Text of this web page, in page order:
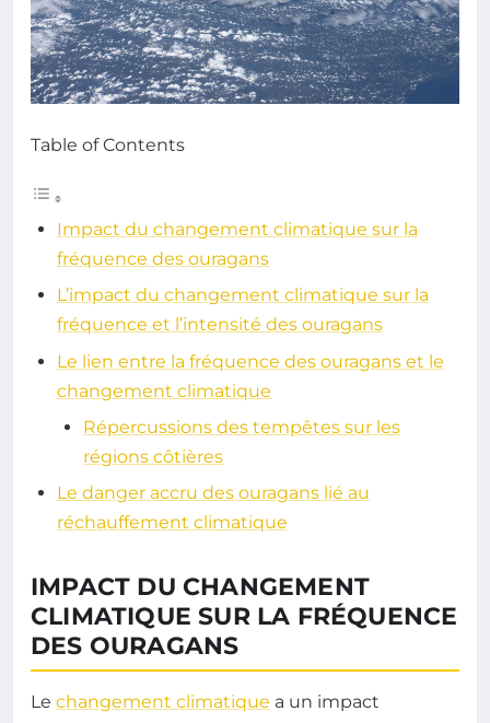
Table of Contents
Impact du changement climatique sur la
fréquence des ouragans
L’impact du changement climatique sur la
fréquence et l’intensité des ouragans
Le lien entre la fréquence des ouragans et le
changement climatique
Répercussions des tempêtes sur les
régions côtières
Le danger accru des ouragans lié au
réchauffement climatique
IMPACT DU CHANGEMENT
CLIMATIQUE SUR LA FRÉQUENCE
DES OURAGANS
Le changement climatique a un impact